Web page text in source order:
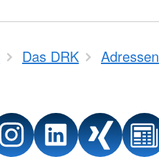
Das DRK Adressen